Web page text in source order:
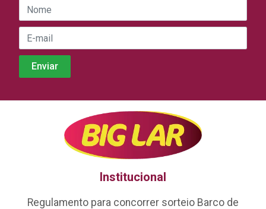
Institucional
Regulamento para concorrer sorteio Barco de